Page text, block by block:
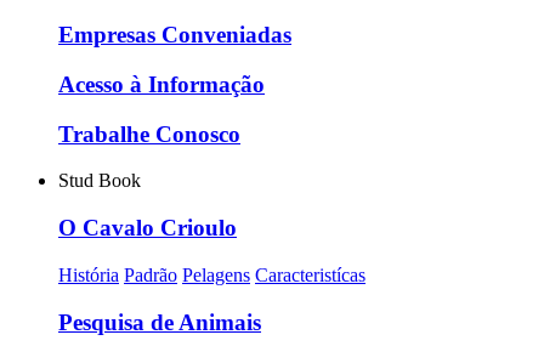
Empresas Conveniadas
Acesso à Informação
Trabalhe Conosco
Stud Book
O Cavalo Crioulo
História Padrão Pelagens Caracteristícas
Pesquisa de Animais